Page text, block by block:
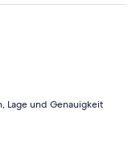
Lage und Genauigkeit